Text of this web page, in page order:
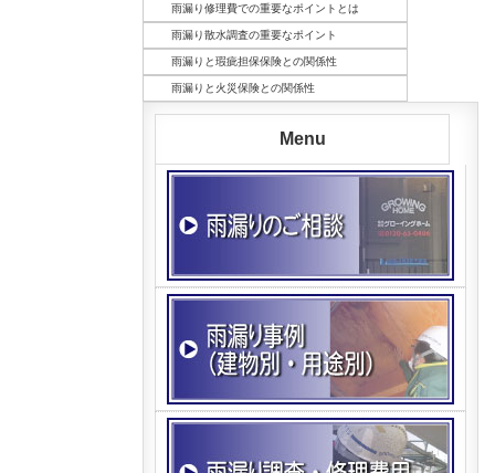
雨漏り修理費での重要なポイントとは
雨漏り散水調査の重要なポイント
雨漏りと瑕疵担保保険との関係性
雨漏りと火災保険との関係性
Menu